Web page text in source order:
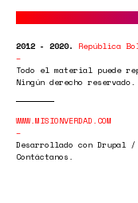
2012 - 2020. República
Todo el material puede
Ningún derecho reservado.
WWW.MISIONVERDAD.COM
Desarrollado con Drupal /
Contáctanos.